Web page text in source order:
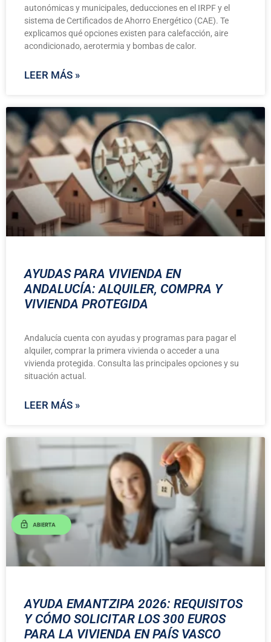
autonómicas y municipales, deducciones en el IRPF y el
sistema de Certificados de Ahorro Energético (CAE). Te
explicamos qué opciones existen para calefacción, aire
acondicionado, aerotermia y bombas de calor.
LEER MÁS »
AYUDAS PARA VIVIENDA EN
ANDALUCÍA: ALQUILER, COMPRA Y
VIVIENDA PROTEGIDA
Andalucía cuenta con ayudas y programas para pagar el
alquiler, comprar la primera vivienda o acceder a una
vivienda protegida. Consulta las principales opciones y su
situación actual.
LEER MÁS »
AYUDA EMANTZIPA 2026: REQUISITOS
Y CÓMO SOLICITAR LOS 300 EUROS
PARA LA VIVIENDA EN PAÍS VASCO